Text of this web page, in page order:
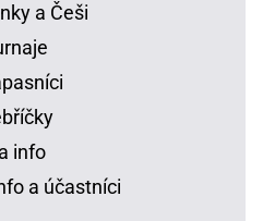
a Češi
info
a účastníci